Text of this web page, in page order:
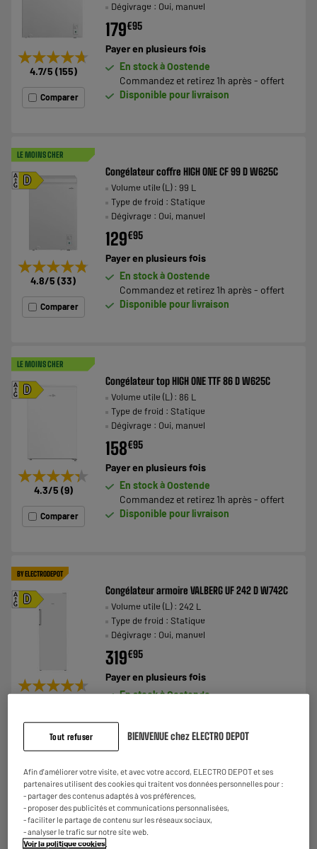
★★★★★
★★★★★
4.7/5 (155)
Comparer
Dégivrage : Oui, manuel
179€95
Payer en plusieurs fois
En stock à Oostende
Commandez et retirez 1h après - offert
Disponible pour livraison
LE MOINS CHER
D
A
G
★★★★★
★★★★★
4.8/5 (33)
Comparer
Congélateur coffre HIGH ONE CF 99 D W625C
Volume utile (L) : 99 L
Type de froid : Statique
Dégivrage : Oui, manuel
129€95
Payer en plusieurs fois
En stock à Oostende
Commandez et retirez 1h après - offert
Disponible pour livraison
LE MOINS CHER
D
A
G
★★★★★
★★★★★
4.3/5 (9)
Comparer
Congélateur top HIGH ONE TTF 86 D W625C
Volume utile (L) : 86 L
Type de froid : Statique
Dégivrage : Oui, manuel
158€95
Payer en plusieurs fois
En stock à Oostende
Commandez et retirez 1h après - offert
Disponible pour livraison
BY ELECTRODEPOT
D
A
G
★★★★★
★★★★★
Comparer
Congélateur armoire VALBERG UF 242 D W742C
Volume utile (L) : 242 L
Type de froid : Statique
Dégivrage : Oui, manuel
319€95
Payer en plusieurs fois
En stock à Oostende
LE MOINS CHER
D
Congélateur armoire HIGH ONE UF 168 D W742C
Volume utile (L) : 168 L
Type de froid : Statique
Tout refuser BIENVENUE chez ELECTRO DEPOT
Afin d'améliorer votre visite, et avec votre accord, ELECTRO DEPOT et ses
partenaires utilisent des cookies qui traitent vos données personnelles pour :
- partager des contenus adaptés à vos préférences,
- proposer des publicités et communications personnalisées,
- faciliter le partage de contenu sur les réseaux sociaux,
- analyser le trafic sur notre site web.
Voir la politique cookies